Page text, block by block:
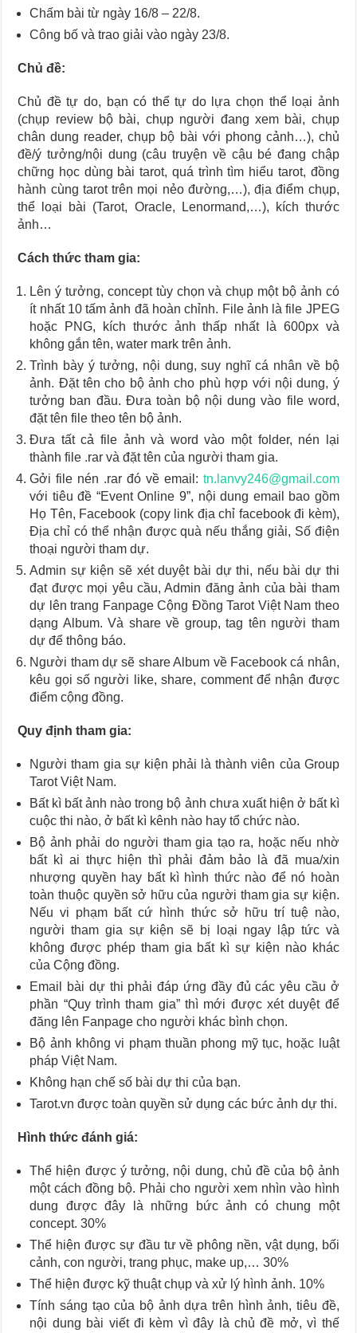
Chấm bài từ ngày 16/8 – 22/8.
Công bố và trao giải vào ngày 23/8.
Chủ đề:
Chủ đề tự do, bạn có thể tự do lựa chọn thể loại ảnh
(chụp review bộ bài, chụp người đang xem bài, chụp
chân dung reader, chụp bộ bài với phong cảnh…), chủ
đề/ý tưởng/nội dung (câu truyện về cậu bé đang chập
chững học dùng bài tarot, quá trình tìm hiểu tarot, đồng
hành cùng tarot trên mọi nẻo đường,…), địa điểm chụp,
thể loại bài (Tarot, Oracle, Lenormand,…), kích thước
ảnh…
Cách thức tham gia:
Lên ý tưởng, concept tùy chọn và chụp một bộ ảnh có
ít nhất 10 tấm ảnh đã hoàn chỉnh. File ảnh là file JPEG
hoặc PNG, kích thước ảnh thấp nhất là 600px và
không gắn tên, water mark trên ảnh.
Trình bày ý tưởng, nội dung, suy nghĩ cá nhân về bộ
ảnh. Đặt tên cho bộ ảnh cho phù hợp với nội dung, ý
tưởng ban đầu. Đưa toàn bộ nội dung vào file word,
đặt tên file theo tên bộ ảnh.
Đưa tất cả file ảnh và word vào một folder, nén lại
thành file .rar và đặt tên của người tham gia.
Gởi file nén .rar đó về email: tn.lanvy246@gmail.com
với tiêu đề “Event Online 9”, nội dung email bao gồm
Họ Tên, Facebook (copy link địa chỉ facebook đi kèm),
Địa chỉ có thể nhận được quà nếu thắng giải, Số điện
thoại người tham dự.
Admin sự kiện sẽ xét duyệt bài dự thi, nếu bài dự thi
đạt được mọi yêu cầu, Admin đăng ảnh của bài tham
dự lên trang Fanpage Cộng Đồng Tarot Việt Nam theo
dạng Album. Và share về group, tag tên người tham
dự để thông báo.
Người tham dự sẽ share Album về Facebook cá nhân,
kêu gọi số người like, share, comment để nhận được
điểm cộng đồng.
Quy định tham gia:
Người tham gia sự kiện phải là thành viên của Group
Tarot Việt Nam.
Bất kì bất ảnh nào trong bộ ảnh chưa xuất hiện ở bất kì
cuộc thi nào, ở bất kì kênh nào hay tổ chức nào.
Bộ ảnh phải do người tham gia tạo ra, hoặc nếu nhờ
bất kì ai thực hiện thì phải đảm bảo là đã mua/xin
nhượng quyền hay bất kì hình thức nào để nó hoàn
toàn thuộc quyền sở hữu của người tham gia sự kiện.
Nếu vi phạm bất cứ hình thức sở hữu trí tuệ nào,
người tham gia sự kiện sẽ bị loại ngay lập tức và
không được phép tham gia bất kì sự kiện nào khác
của Cộng đồng.
Email bài dự thi phải đáp ứng đầy đủ các yêu cầu ở
phần “Quy trình tham gia” thì mới được xét duyệt để
đăng lên Fanpage cho người khác bình chọn.
Bộ ảnh không vi phạm thuần phong mỹ tục, hoặc luật
pháp Việt Nam.
Không hạn chế số bài dự thi của bạn.
Tarot.vn được toàn quyền sử dụng các bức ảnh dự thi.
Hình thức đánh giá:
Thể hiện được ý tưởng, nội dung, chủ đề của bộ ảnh
một cách đồng bộ. Phải cho người xem nhìn vào hình
dung được đây là những bức ảnh có chung một
concept. 30%
Thể hiện được sự đầu tư về phông nền, vật dụng, bối
cảnh, con người, trang phục, make up,… 30%
Thể hiện được kỹ thuật chụp và xử lý hình ảnh. 10%
Tính sáng tạo của bộ ảnh dựa trên hình ảnh, tiêu đề,
nội dung bài viết đi kèm vì đây là chủ đề mở, vì thế